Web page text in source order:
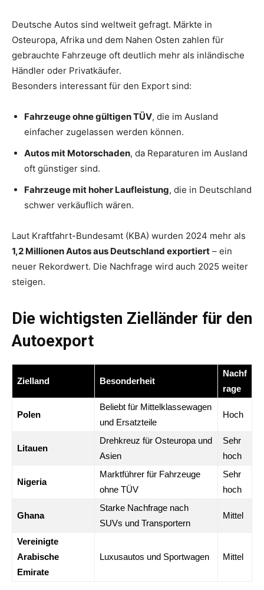
Deutsche Autos sind weltweit gefragt. Märkte in
Osteuropa, Afrika und dem Nahen Osten zahlen für
gebrauchte Fahrzeuge oft deutlich mehr als inländische
Händler oder Privatkäufer.
Besonders interessant für den Export sind:
Fahrzeuge ohne gültigen TÜV, die im Ausland
einfacher zugelassen werden können.
Autos mit Motorschaden, da Reparaturen im Ausland
oft günstiger sind.
Fahrzeuge mit hoher Laufleistung, die in Deutschland
schwer verkäuflich wären.
Laut Kraftfahrt-Bundesamt (KBA) wurden 2024 mehr als
1,2 Millionen Autos aus Deutschland exportiert – ein
neuer Rekordwert. Die Nachfrage wird auch 2025 weiter
steigen.
Die wichtigsten Zielländer für den
Autoexport
Zielland Besonderheit
Nachf
rage
Polen
Beliebt für Mittelklassewagen
und Ersatzteile
Hoch
Litauen
Drehkreuz für Osteuropa und
Asien
Sehr
hoch
Nigeria
Marktführer für Fahrzeuge
ohne TÜV
Sehr
hoch
Ghana
Starke Nachfrage nach
SUVs und Transportern
Mittel
Vereinigte
Arabische
Emirate
Luxusautos und Sportwagen Mittel